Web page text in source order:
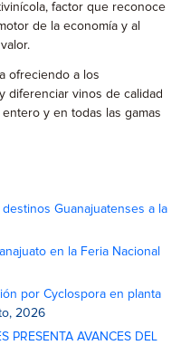
factor que reconoce
de la economía y al
ofreciendo a los
diferenciar vinos de calidad
y en todas las gamas
Guanajuatenses a la
en la Feria Nacional
por Cyclospora en planta
2026
PRESENTA AVANCES DEL